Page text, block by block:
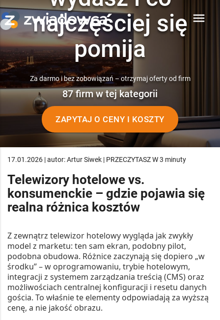
menu
najczęściej się
pomija
Za darmo i bez zobowiązań – otrzymaj oferty od firm
87 firm w tej kategorii
ZAPYTAJ O CENY I KOSZTY
17.01.2026 | autor: Artur Siwek | PRZECZYTASZ W 3 minuty
Telewizory hotelowe vs.
konsumenckie – gdzie pojawia się
realna różnica kosztów
Z zewnątrz telewizor hotelowy wygląda jak zwykły
model z marketu: ten sam ekran, podobny pilot,
podobna obudowa. Różnice zaczynają się dopiero „w
środku” – w oprogramowaniu, trybie hotelowym,
integracji z systemem zarządzania treścią (CMS) oraz
możliwościach centralnej konfiguracji i resetu danych
gościa. To właśnie te elementy odpowiadają za wyższą
cenę, a nie jakość obrazu.